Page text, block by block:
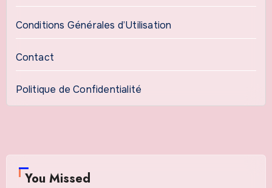
Conditions Générales d’Utilisation
Contact
Politique de Confidentialité
You Missed